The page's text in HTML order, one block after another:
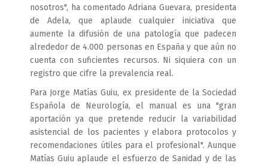
nosotros", ha comentado Adriana Guevara, presidenta
de Adela, que aplaude cualquier iniciativa que
aumente la difusión de una patología que padecen
alrededor de 4.000 personas en España y que aún no
cuenta con suficientes recursos. Ni siquiera con un
registro que cifre la prevalencia real.
Para Jorge Matías Guiu, ex presidente de la Sociedad
Española de Neurología, el manual es una "gran
aportación ya que pretende reducir la variabilidad
asistencial de los pacientes y elabora protocolos y
recomendaciones útiles para el profesional". Aunque
Matías Guiu aplaude el esfuerzo de Sanidad y de las